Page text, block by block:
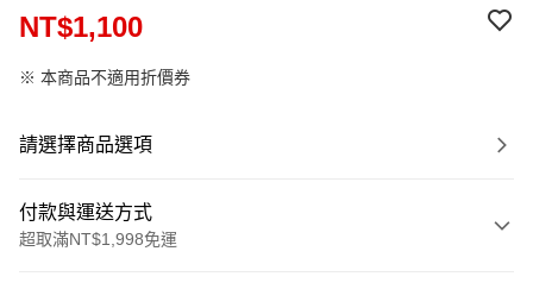
NT$1,100
※ 本商品不適用折價券
請選擇商品選項
付款與運送方式
超取滿NT$1,998免運